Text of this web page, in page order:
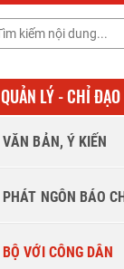
QUẢN LÝ - CHỈ ĐẠO
VĂN BẢN, Ý KIẾN
PHÁT NGÔN BÁO CHÍ
BỘ VỚI CÔNG DÂN